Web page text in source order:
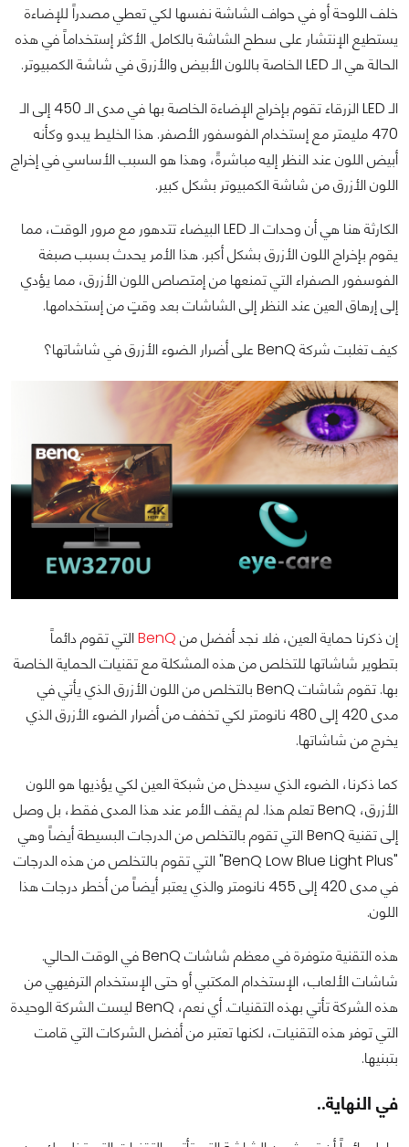
خلف اللوحة أو في حواف الشاشة نفسها لكي تعطي مصدراً للإضاءة
يستطيع الإنتشار على سطح الشاشة بالكامل. الأكثر إستخداماً في هذه
الحالة هي الـ LED الخاصة باللون الأبيض والأزرق في شاشة الكمبيوتر.
الـ LED الزرقاء تقوم بإخراج الإضاءة الخاصة بها في مدى الـ 450 إلى الـ
470 مليمتر مع إستخدام الفوسفور الأصفر. هذا الخليط يبدو وكأنه
أبيض اللون عند النظر إليه مباشرةً، وهذا هو السبب الأساسي في إخراج
اللون الأزرق من شاشة الكمبيوتر بشكل كبير.
الكارثة هنا هي أن وحدات الـ LED البيضاء تتدهور مع مرور الوقت، مما
يقوم بإخراج اللون الأزرق بشكل أكبر. هذا الأمر يحدث بسبب صبغة
الفوسفور الصفراء التي تمنعها من إمتصاص اللون الأزرق، مما يؤدي
إلى إرهاق العين عند النظر إلى الشاشات بعد وقتٍ من إستخدامها.
كيف تغلبت شركة BenQ على أضرار الضوء الأزرق في شاشاتها؟
إن ذكرنا حماية العين، فلا نجد أفضل من BenQالتي تقوم دائماً
بتطوير شاشاتها للتخلص من هذه المشكلة مع تقنيات الحماية الخاصة
بها. تقوم شاشات BenQ بالتخلص من اللون الأزرق الذي يأتي في
مدى 420 إلى 480 نانومتر لكي تخفف من أضرار الضوء الأزرق الذي
يخرج من شاشاتها.
كما ذكرنا، الضوء الذي سيدخل من شبكة العين لكي يؤذيها هو اللون
الأزرق، BenQ تعلم هذا. لم يقف الأمر عند هذا المدى فقط، بل وصل
إلى تقنية BenQ التي تقوم بالتخلص من الدرجات البسيطة أيضاً وهي
"BenQ Low Blue Light Plus" التي تقوم بالتخلص من هذه الدرجات
في مدى 420 إلى 455 نانومتر والذي يعتبر أيضاً من أخطر درجات هذا
اللون.
هذه التقنية متوفرة في معظم شاشات BenQ في الوقت الحالي.
شاشات الألعاب، الإستخدام المكتبي أو حتى الإستخدام الترفيهي من
هذه الشركة تأتي بهذه التقنيات. أي نعم، BenQ ليست الشركة الوحيدة
التي توفر هذه التقنيات، لكنها تعتبر من أفضل الشركات التي قامت
بتبنيها.
في النهاية..